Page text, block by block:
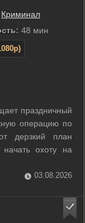
Криминал
48 мин
праздничный
операцию по
дерзкий план
охоту на
псевдонимом
следователь
03.08.2026